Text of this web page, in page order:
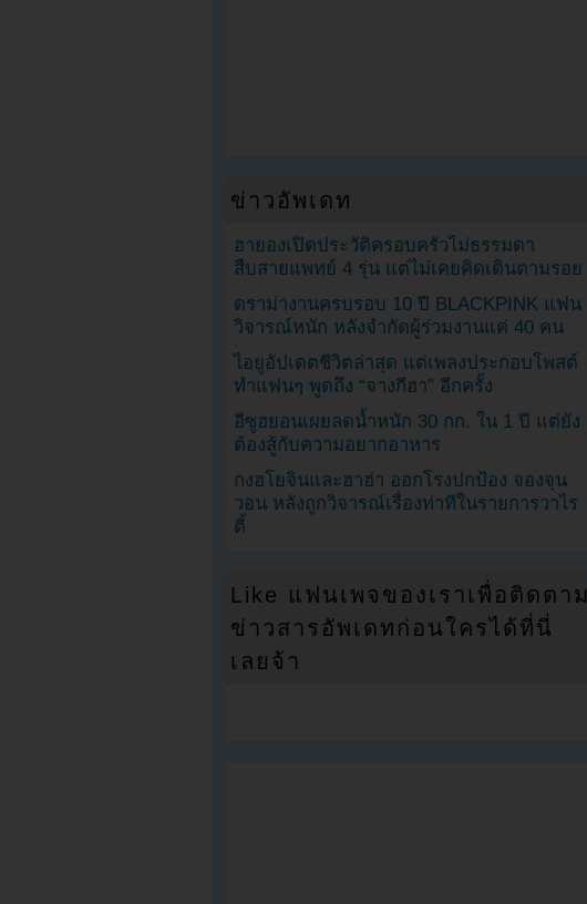
ข่าวอัพเดท
ฮายองเปิดประวัติครอบครัวไม่ธรรมดา
สืบสายแพทย์ 4 รุ่น แต่ไม่เคยคิดเดินตามรอย
ดราม่างานครบรอบ 10 ปี BLACKPINK แฟน
วิจารณ์หนัก หลังจำกัดผู้ร่วมงานแค่ 40 คน
ไอยูอัปเดตชีวิตล่าสุด แต่เพลงประกอบโพสต์
ทำแฟนๆ พูดถึง “จางกีฮา” อีกครั้ง
อีซูฮยอนเผยลดน้ำหนัก 30 กก. ใน 1 ปี แต่ยัง
ต้องสู้กับความอยากอาหาร
กงฮโยจินและฮาฮ่า ออกโรงปกป้อง จองจุน
วอน หลังถูกวิจารณ์เรื่องท่าทีในรายการวาไร
ตี้
Like แฟนเพจของเราเพื่อติดตาม
ข่าวสารอัพเดทก่อนใครได้ที่นี่
เลยจ้า